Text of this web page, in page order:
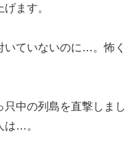
ます。
ていないのに…。怖く
中の列島を直撃しまし
は…。